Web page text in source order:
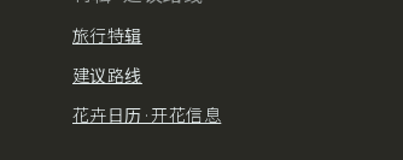
旅行特辑
建议路线
花卉日历·开花信息